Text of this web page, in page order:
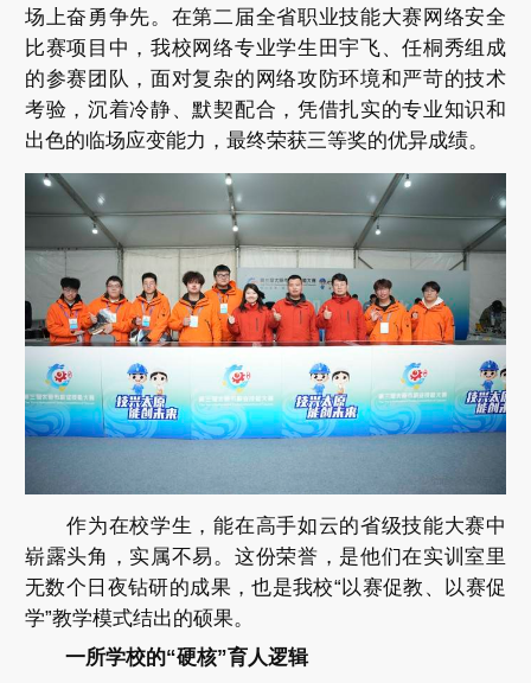
场上奋勇争先。在第二届全省职业技能大赛网络安全
比赛项目中，我校网络专业学生田宇飞、任桐秀组成
的参赛团队，面对复杂的网络攻防环境和严苛的技术
考验，沉着冷静、默契配合，凭借扎实的专业知识和
出色的临场应变能力，最终荣获三等奖的优异成绩。
作为在校学生，能在高手如云的省级技能大赛中
崭露头角，实属不易。这份荣誉，是他们在实训室里
无数个日夜钻研的成果，也是我校“以赛促教、以赛促
学”教学模式结出的硕果。
一所学校的“硬核”育人逻辑